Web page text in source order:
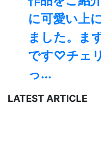
に可愛い上
ました。ま
です♡チェ
っ...
LATEST ARTICLE